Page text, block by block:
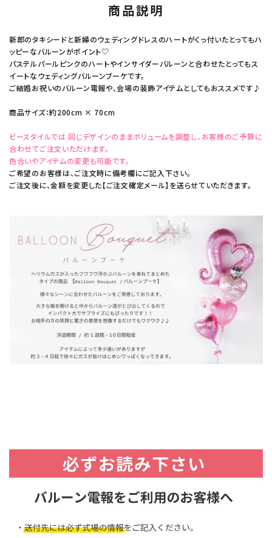
商品説明
新郎のタキシードと新婦のウェディングドレスのハートがくっ付いたとってもハ
ッピーなバルーンがポイント♡
パステルパールピンクのハートやインサイダーバルーンと合わせたとってもス
イートなウェディングバルーンブーケです。
ご結婚お祝いのバルーン電報や、会場の装飾アイテムとしてもおススメです♪
商品サイズ：約200cm × 70cm
ビースタイルでは 同じデザインのままボリュームを調整し、お客様のご予算に
合わせてご注文いただけます。
色合いやアイテムの変更も可能です。
ご希望のお客様は、ご注文時に備考欄にご記入下さい。
ご注文後に、金額を変更した【ご注文確定メール】を送らせていただきます。